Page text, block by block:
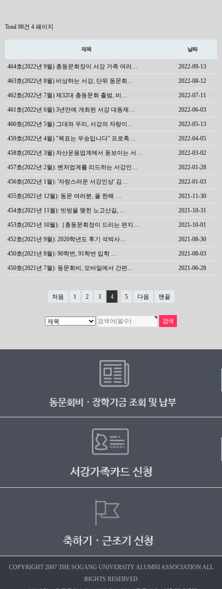
Total 98건 4 페이지
제목 날짜
464호(2022년 9월) 총동문회장이 서강 가족 여러… 2022-09-13
463호(2022년 8월) 비상하는 서강, 단위 동문회… 2022-08-12
462호(2022년 7월) 제32대 총동문회 출범, 비… 2022-07-11
461호(2022년 6월) 3년만에 개최된 서강 대동제… 2022-06-03
460호(2022년 5월) 그대와 우리, 서강의 자랑이… 2022-05-13
459호(2022년 4월) "목표는 우승입니다" 프로축… 2022-04-05
458호(2022년 3월) 자산운용업계에서 돋보이는 서… 2022-03-02
457호(2022년 2월): 벤처업계를 리드하는 서강인… 2022-01-28
456호(2022년 1월): '자랑스러운 서강인상' 김… 2022-01-03
455호(2021년 12월): 동문 여러분, 올 한해 … 2021-11-30
454호(2021년 11월): 빗방울 맺힌 노고산길, … 2021-10-31
453호(2021년 10월):［총동문회장이 드리는 편지… 2021-10-01
452호(2021년 9월): 2020학년도 후기 석박사… 2021-08-30
450호(2021년 8월): 90학번, 91학번 입학 … 2021-08-03
450호(2021년 7월): 동문회비, 모바일에서 간편… 2021-06-28
처음 1 2 3 4 5 다음 맨끝
COPYRIGHT 2007 THE SOGANG UNIVERSITY ALUMNI ASSOCIATION ALL
RIGHTS RESERVED